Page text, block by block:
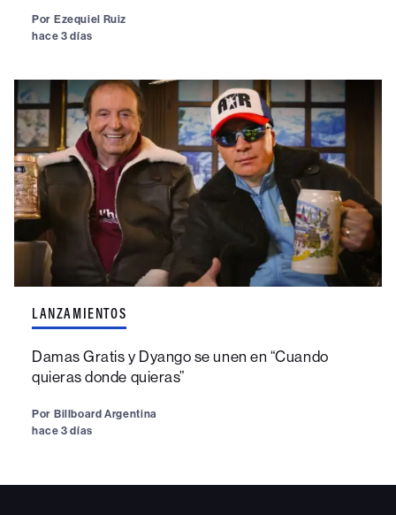
Por Ezequiel Ruiz
hace 3 días
LANZAMIENTOS
Damas Gratis y Dyango se unen en “Cuando
quieras donde quieras”
Por Billboard Argentina
hace 3 días